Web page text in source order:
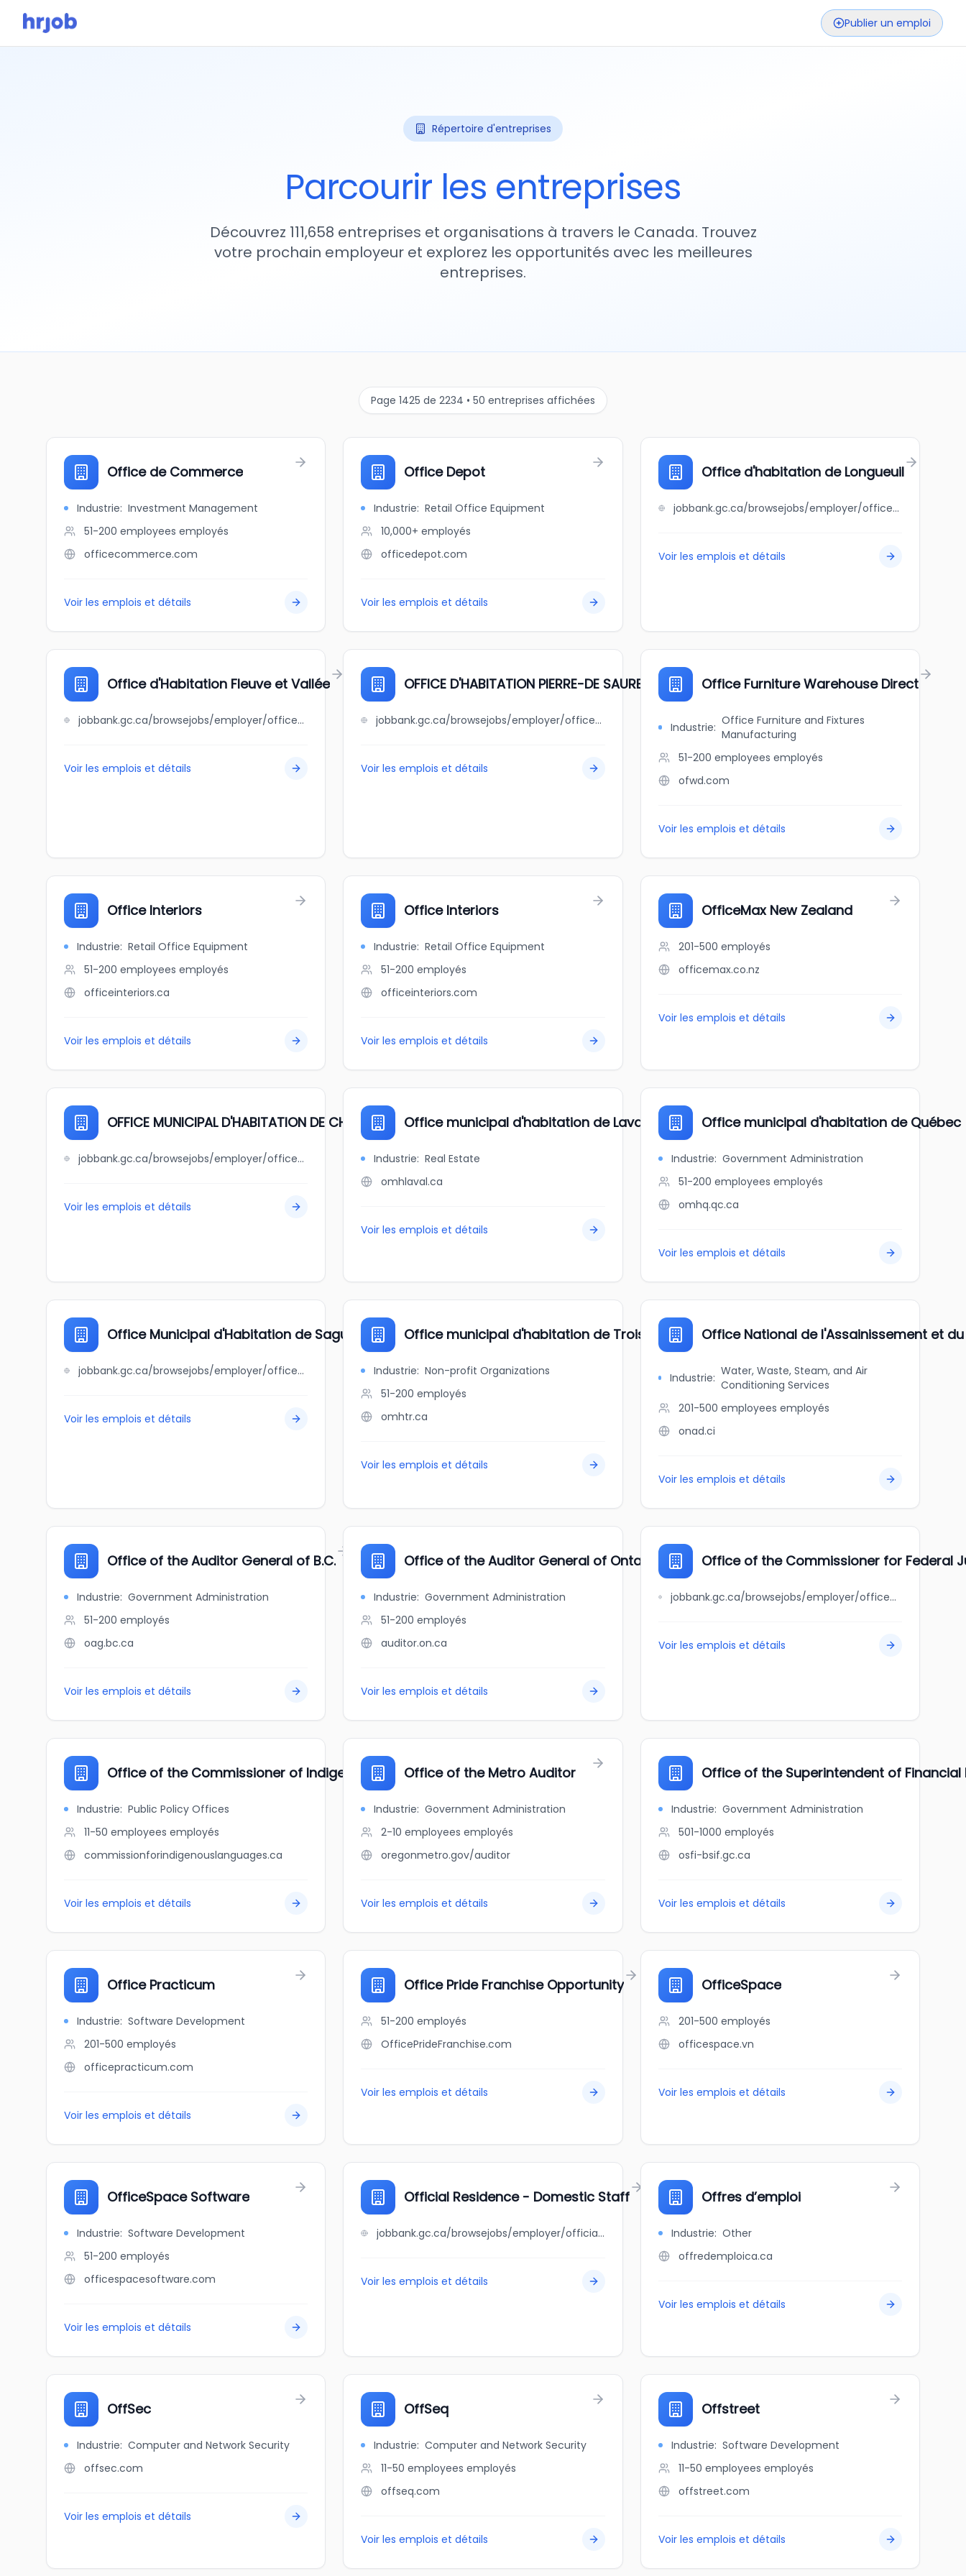
Publier un emploi
Répertoire d'entreprises
Parcourir les entreprises
Découvrez 111,658 entreprises et organisations à travers le Canada. Trouvez
votre prochain employeur et explorez les opportunités avec les meilleures
entreprises.
Page 1425 de 2234 • 50 entreprises affichées
Office de Commerce
Industrie: Investment Management
51-200 employees employés
officecommerce.com
Voir les emplois et détails
Office Depot
Industrie: Retail Office Equipment
10,000+ employés
officedepot.com
Voir les emplois et détails
Office d'habitation de Longueuil
jobbank.gc.ca/browsejobs/employer/office+d%27habitation+de+longueuil/ca
Voir les emplois et détails
Office d'Habitation Fleuve et Vallée
jobbank.gc.ca/browsejobs/employer/office+d%27habitation+fleuve+et+vall%C3%A9e/ca
Voir les emplois et détails
OFFICE D'HABITATION PIERRE-DE SAUREL
jobbank.gc.ca/browsejobs/employer/office+d%27habitation+pierre-de+saurel/ca
Voir les emplois et détails
Office Furniture Warehouse Direct
Industrie: Office Furniture and Fixtures
Manufacturing
51-200 employees employés
ofwd.com
Voir les emplois et détails
Office Interiors
Industrie: Retail Office Equipment
51-200 employees employés
officeinteriors.ca
Voir les emplois et détails
Office Interiors
Industrie: Retail Office Equipment
51-200 employés
officeinteriors.com
Voir les emplois et détails
OfficeMax New Zealand
201-500 employés
officemax.co.nz
Voir les emplois et détails
OFFICE MUNICIPAL D'HABITATION DE CHIBOUGAMAU
jobbank.gc.ca/browsejobs/employer/office+municipal+d%27habitation+de+chibougamau/ca
Voir les emplois et détails
Office municipal d'habitation de Laval
Industrie: Real Estate
omhlaval.ca
Voir les emplois et détails
Office municipal d'habitation de Québec
Industrie: Government Administration
51-200 employees employés
omhq.qc.ca
Voir les emplois et détails
Office Municipal d'Habitation de Saguenay
jobbank.gc.ca/browsejobs/employer/office+municipal+d%27habitation+de+saguenay/ca
Voir les emplois et détails
Office municipal d'habitation de Trois-Rivières
Industrie: Non-profit Organizations
51-200 employés
omhtr.ca
Voir les emplois et détails
Office National de l'Assainissement et
Industrie: Water, Waste, Steam, and Air
Conditioning Services
201-500 employees employés
onad.ci
Voir les emplois et détails
Office of the Auditor General of B.C.
Industrie: Government Administration
51-200 employés
oag.bc.ca
Voir les emplois et détails
Office of the Auditor General of Ontario
Industrie: Government Administration
51-200 employés
auditor.on.ca
Voir les emplois et détails
Office of the Commissioner for Federal
jobbank.gc.ca/browsejobs/employer/office+of+the+commissioner+for+federal+judicial+affairs+canada+-+federal+courts+reports/ca
Voir les emplois et détails
Office of the Commissioner of Indigenous Languages
Industrie: Public Policy Offices
11-50 employees employés
commissionforindigenouslanguages.ca
Voir les emplois et détails
Office of the Metro Auditor
Industrie: Government Administration
2-10 employees employés
oregonmetro.gov/auditor
Voir les emplois et détails
Office of the Superintendent of
Industrie: Government Administration
501-1000 employés
osfi-bsif.gc.ca
Voir les emplois et détails
Office Practicum
Industrie: Software Development
201-500 employés
officepracticum.com
Voir les emplois et détails
Office Pride Franchise Opportunity
51-200 employés
OfficePrideFranchise.com
Voir les emplois et détails
OfficeSpace
201-500 employés
officespace.vn
Voir les emplois et détails
OfficeSpace Software
Industrie: Software Development
51-200 employés
officespacesoftware.com
Voir les emplois et détails
Official Residence - Domestic Staff
jobbank.gc.ca/browsejobs/employer/official+residence+-+domestic+staff/ca
Voir les emplois et détails
Offres d’emploi
Industrie: Other
offredemploica.ca
Voir les emplois et détails
OffSec
Industrie: Computer and Network Security
offsec.com
Voir les emplois et détails
OffSeq
Industrie: Computer and Network Security
11-50 employees employés
offseq.com
Voir les emplois et détails
Offstreet
Industrie: Software Development
11-50 employees employés
offstreet.com
Voir les emplois et détails